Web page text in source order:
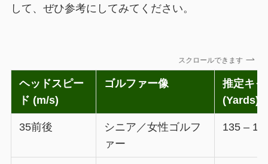
して、ぜひ参考にしてみてください。
スクロールできます
ヘッドスピー
ド (m/s)
ゴルファー像
推定キ
(Yards)
35前後
シニア／女性ゴルフ
ァー
135 –